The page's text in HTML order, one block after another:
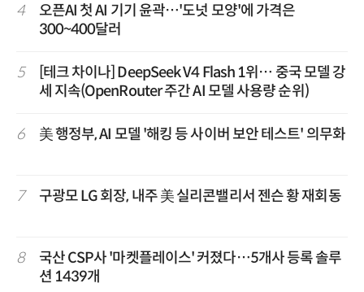
4
오픈AI 첫 AI 기기 윤곽…'도넛 모양'에 가격은
300~400달러
5
[테크 차이나] DeepSeek V4 Flash 1위… 중국 모델 강
세 지속(OpenRouter 주간 AI 모델 사용량 순위)
6 美 행정부, AI 모델 '해킹 등 사이버 보안 테스트' 의무화
7 구광모 LG 회장, 내주 美 실리콘밸리서 젠슨 황 재회동
8
국산 CSP사 '마켓플레이스' 커졌다…5개사 등록 솔루
션 1439개